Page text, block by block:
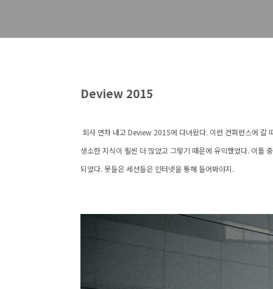
Deview 2015
회사 연차 내고 Deview 2015에 다녀왔다. 이런 컨퍼런스에 갈
생소한 지식이 훨씬 더 많았고 그렇기 때문에 유익했었다. 이틀
되었다.못들은 세션들은 인터넷을 통해 들어봐야지.